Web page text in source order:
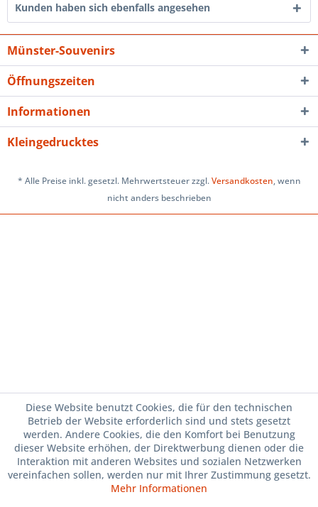
Kunden haben sich ebenfalls angesehen
Münster-Souvenirs
Öffnungszeiten
Informationen
Kleingedrucktes
* Alle Preise inkl. gesetzl. Mehrwertsteuer zzgl.Versandkosten, wenn
nicht anders beschrieben
Diese Website benutzt Cookies, die für den technischen
Betrieb der Website erforderlich sind und stets gesetzt
werden. Andere Cookies, die den Komfort bei Benutzung
dieser Website erhöhen, der Direktwerbung dienen oder die
Interaktion mit anderen Websites und sozialen Netzwerken
vereinfachen sollen, werden nur mit Ihrer Zustimmung gesetzt.
Mehr Informationen